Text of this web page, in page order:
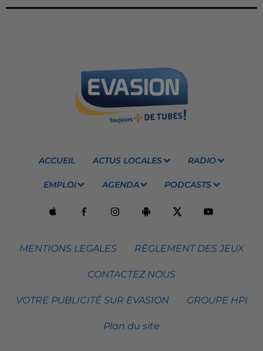
ACCUEIL ACTUS LOCALES RADIO
EMPLOI AGENDA PODCASTS
MENTIONS LEGALES RÈGLEMENT DES JEUX
CONTACTEZ NOUS
VOTRE PUBLICITÉ SUR EVASION GROUPE HPI
Plan du site